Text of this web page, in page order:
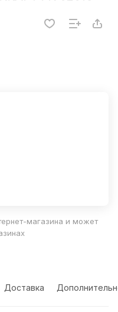
магазина и может
Доставка